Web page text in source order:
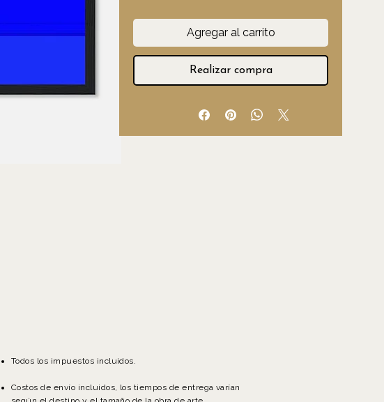
Agregar al carrito
Realizar compra
Todos los impuestos incluidos.
Costos de envío incluidos, los tiempos de entrega varían